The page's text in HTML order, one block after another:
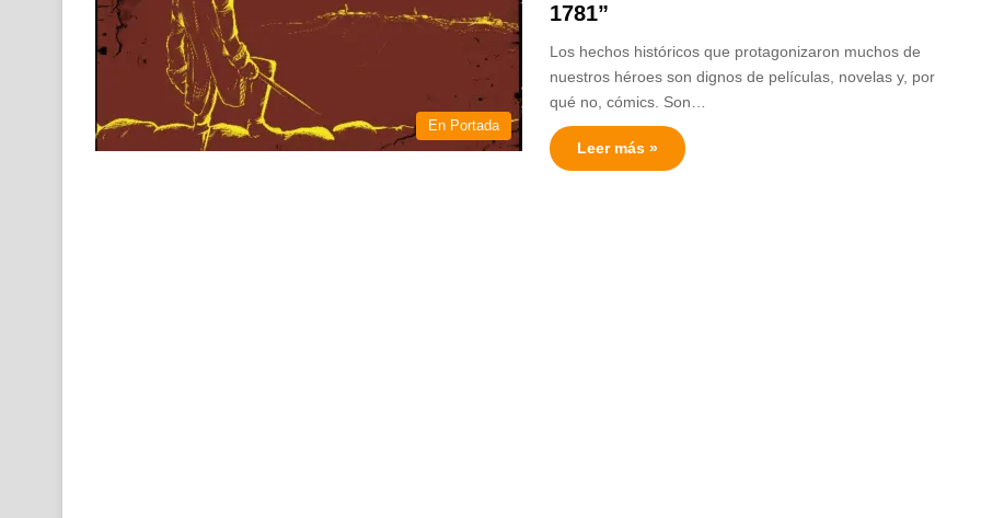
En Portada
1781”
Los hechos históricos que protagonizaron muchos de
nuestros héroes son dignos de películas, novelas y, por
qué no, cómics. Son…
Leer más »